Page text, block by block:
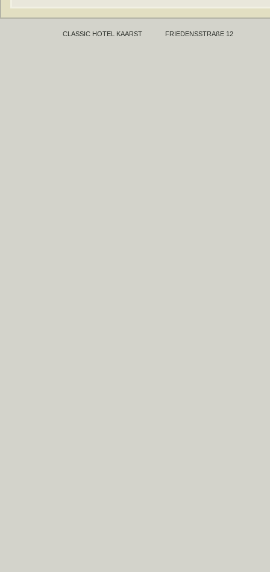
CLASSIC HOTEL KAARST FRIEDENSSTRAßE 12